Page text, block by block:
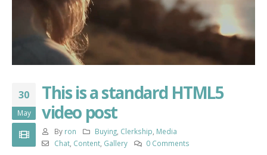
30
May
This is a standard HTML5
video post
By ron Buying Clerkship Media
Chat, Content, Gallery 0 Comments